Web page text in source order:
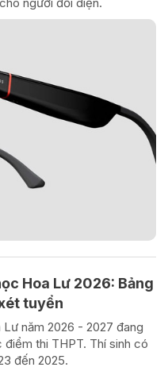
người đối diện.
Hoa Lư 2026: Bảng
tuyển
năm 2026 - 2027 đang
thi THPT. Thí sinh có
đến 2025.